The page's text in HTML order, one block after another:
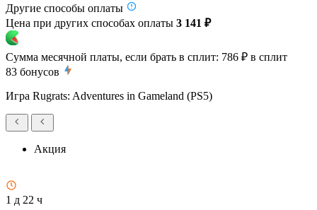
Другие способы оплаты
Цена при других способах оплаты 3 141 ₽
Сумма месячной платы, если брать в сплит: 786 ₽ в сплит
83 бонусов
Игра Rugrats: Adventures in Gameland (PS5)
Акция
1 д 22 ч